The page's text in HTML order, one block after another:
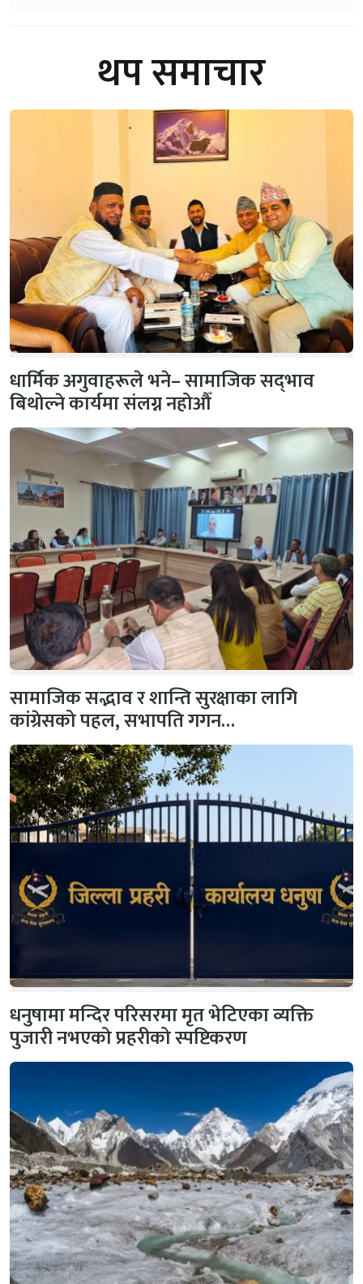
थप समाचार
धार्मिक अगुवाहरूले भने– सामाजिक सद्‌भाव
बिथोल्ने कार्यमा संलग्न नहोऔँ
सामाजिक सद्भाव र शान्ति सुरक्षाका लागि
कांग्रेसको पहल, सभापति गगन…
धनुषामा मन्दिर परिसरमा मृत भेटिएका व्यक्ति
पुजारी नभएको प्रहरीको स्पष्टिकरण